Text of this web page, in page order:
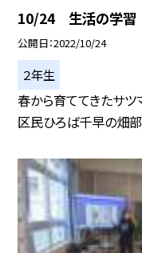
10/24 生活の学
公開日 2022/10/24
２年生
春から育ててきたサツ
区民ひろば千早の畑